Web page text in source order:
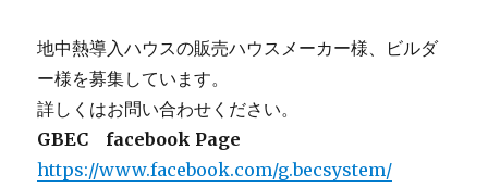
地中熱導入ハウスの販売ハウスメーカー様、ビルダ
ー様を募集しています。
詳しくはお問い合わせください。
GBEC facebook Page
https://www.facebook.com/g.becsystem/